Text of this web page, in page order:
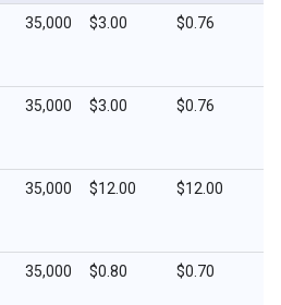
35,000 $3.00 $0.76
35,000 $3.00 $0.76
35,000 $12.00 $12.00
35,000 $0.80 $0.70